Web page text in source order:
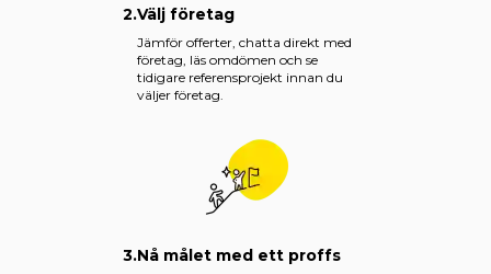
2.Välj företag
Jämför offerter, chatta direkt med
företag, läs omdömen och se
tidigare referensprojekt innan du
väljer företag.
3.Nå målet med ett proffs